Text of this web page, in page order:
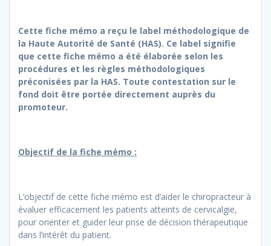
Cette fiche mémo a reçu le label méthodologique de
la Haute Autorité de Santé (HAS). Ce label signifie
que cette fiche mémo a été élaborée selon les
procédures et les règles méthodologiques
préconisées par la HAS. Toute contestation sur le
fond doit être portée directement auprès du
promoteur.
Objectif de la fiche mémo :
L’objectif de cette fiche mémo est d’aider le chiropracteur à
évaluer efficacement les patients atteints de cervicalgie,
pour orienter et guider leur prise de décision thérapeutique
dans l’intérêt du patient.